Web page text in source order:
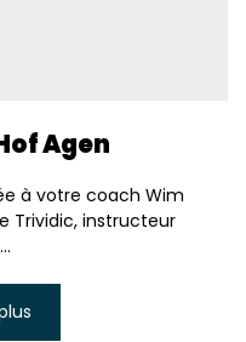
Agen
à votre coach Wim
Trividic, instructeur